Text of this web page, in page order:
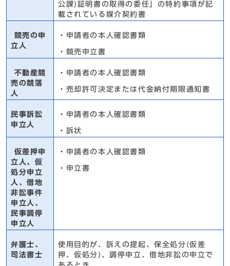
公課)証明書の取得の委任」の特約事項が記
載されている媒介契約書
競売の申
立人
・申請者の本人確認書類
・競売申立書
不動産競
売の競落
人
・申請者の本人確認書類
・売却許可決定または代金納付期限通知書
民事訴訟
申立人
・申請者の本人確認書類
・訴状
仮差押申
立人、仮
処分申立
人、借地
非訟事件
申立人、
民事調停
申立人
・申請者の本人確認書類
・申立書
弁護士、
司法書士
使用目的が、訴えの提起、保全処分(仮差
押、仮処分)、調停申立、借地非訟の申立で